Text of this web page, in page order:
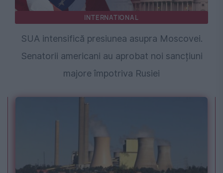
INTERNATIONAL
SUA intensifică presiunea asupra Moscovei.
Senatorii americani au aprobat noi sancțiuni
majore împotriva Rusiei